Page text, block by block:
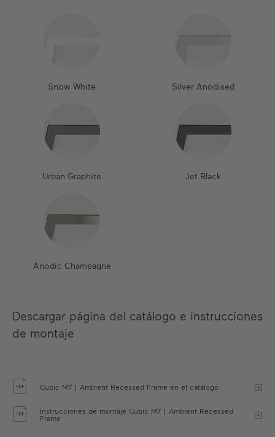
Snow White Silver Anodised
Urban Graphite Jet Black
Anodic Champagne
Descargar página del catálogo e instrucciones
de montaje
Cubic M7 | Ambient Recessed Frame en el catálogo
Instrucciones de montaje Cubic M7 | Ambient Recessed
Frame